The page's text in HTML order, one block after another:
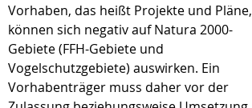
Vorhaben, das heißt Projekte und Pläne,
können sich negativ auf Natura 2000-
Gebiete (FFH-Gebiete und
Vogelschutzgebiete) auswirken. Ein
Vorhabenträger muss daher vor der